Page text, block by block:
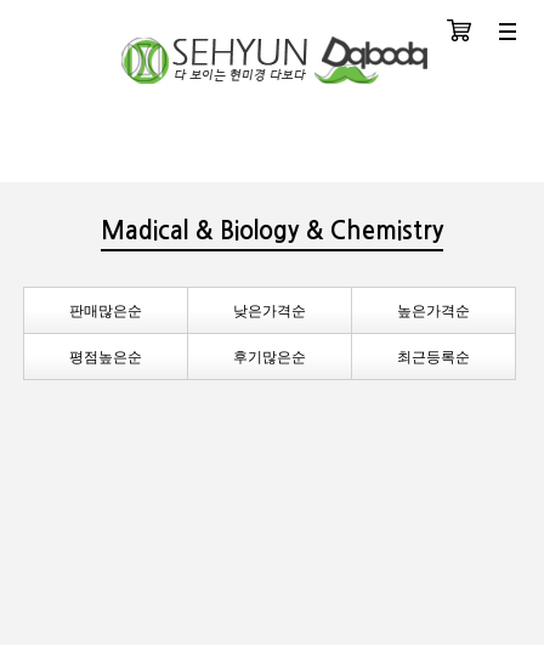
분류
Madical & Biology & Chemistry
판매많은순 낮은가격순 높은가격순
평점높은순 후기많은순 최근등록순